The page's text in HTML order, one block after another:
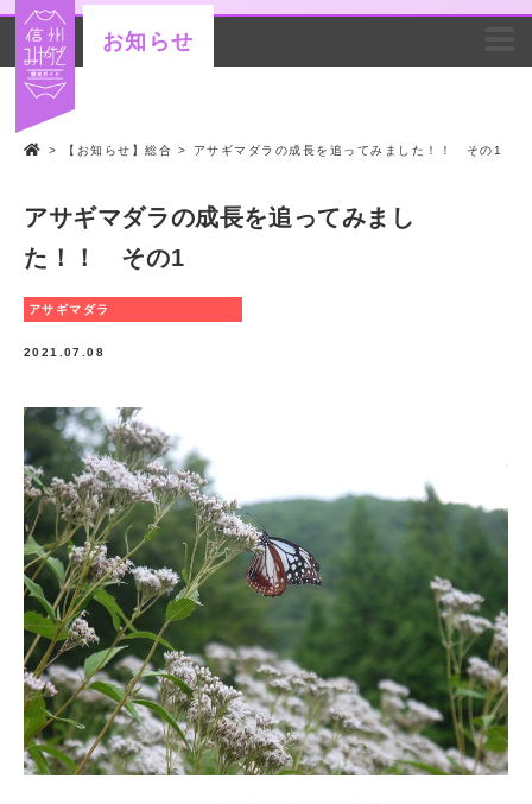
お知らせ
> 【お知らせ】総合 > アサギマダラの成長を追ってみました！！ その1
アサギマダラの成長を追ってみまし
た！！ その1
アサギマダラ
2021.07.08